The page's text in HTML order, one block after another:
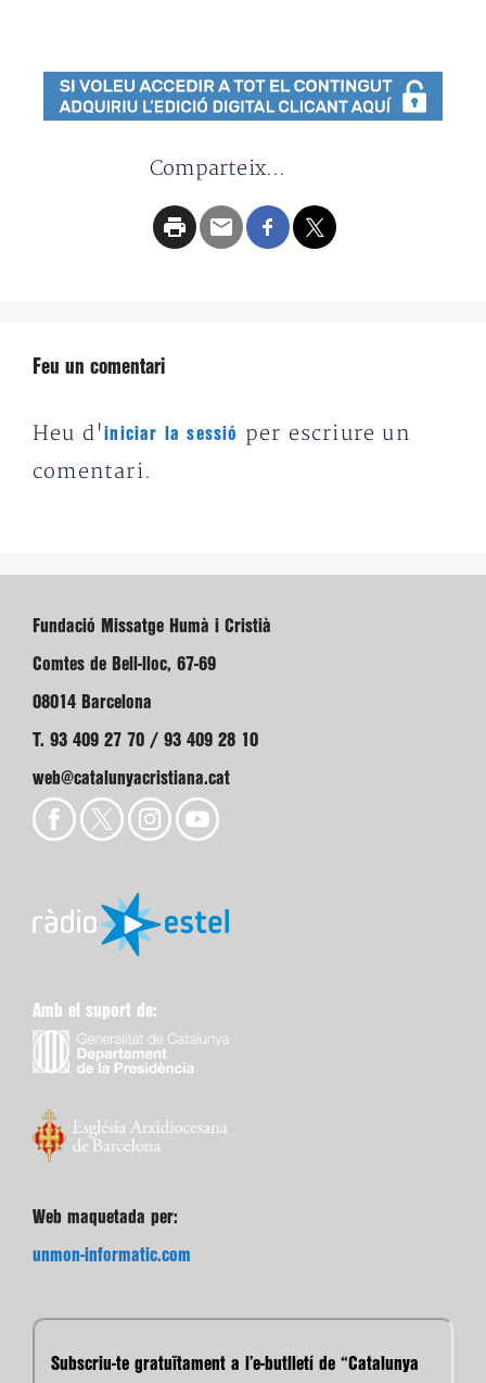
Comparteix...
Feu un comentari
Heu d'iniciar la sessió
per escriure un
comentari.
Fundació Missatge Humà i Cristià
Comtes de Bell-lloc, 67-69
08014 Barcelona
T. 93 409 27 70 / 93 409 28 10
web@catalunyacristiana.cat
Amb el suport de:
Web maquetada per:
unmon-informatic.com
Subscriu-te gratuïtament a l’e-butlletí de “Catalunya